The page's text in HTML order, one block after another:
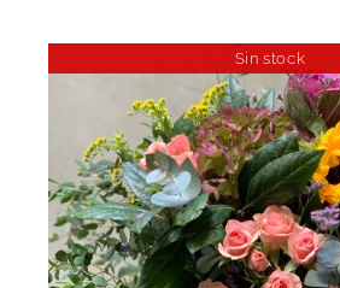
Sin stock